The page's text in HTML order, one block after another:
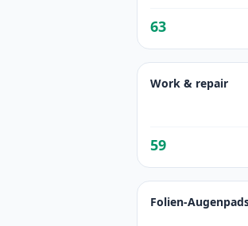
63
Work & repair
59
Folien-